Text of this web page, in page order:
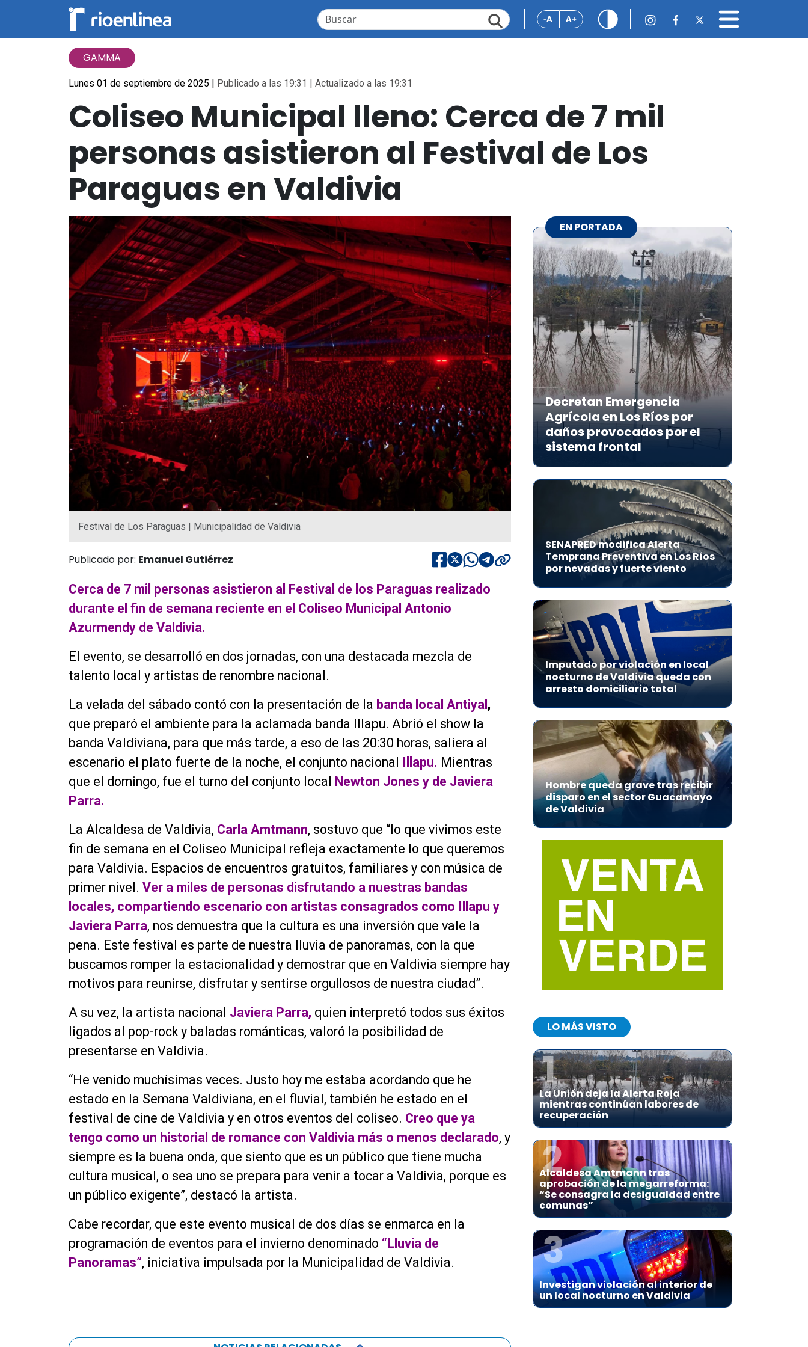
-A A+
GAMMA
Lunes 01 de septiembre de 2025 | Publicado a las 19:31 | Actualizado a las 19:31
Coliseo Municipal lleno: Cerca de 7 mil
personas asistieron al Festival de Los
Paraguas en Valdivia
Festival de Los Paraguas | Municipalidad de Valdivia
Publicado por: Emanuel Gutiérrez
Cerca de 7 mil personas asistieron al Festival de los Paraguas realizado
durante el fin de semana reciente en el Coliseo Municipal Antonio
Azurmendy de Valdivia.
El evento, se desarrolló en dos jornadas, con una destacada mezcla de
talento local y artistas de renombre nacional.
La velada del sábado contó con la presentación de la banda local Antiyal ,
que preparó el ambiente para la aclamada banda Illapu. Abrió el show la
banda Valdiviana, para que más tarde, a eso de las 20:30 horas, saliera al
escenario el plato fuerte de la noche, el conjunto nacional Illapu. Mientras
que el domingo, fue el turno del conjunto local Newton Jones y de Javiera
Parra.
La Alcaldesa de Valdivia, Carla Amtmann, sostuvo que “lo que vivimos este
fin de semana en el Coliseo Municipal refleja exactamente lo que queremos
para Valdivia. Espacios de encuentros gratuitos, familiares y con música de
primer nivel. Ver a miles de personas disfrutando a nuestras bandas
locales, compartiendo escenario con artistas consagrados como Illapu y
Javiera Parra, nos demuestra que la cultura es una inversión que vale la
pena. Este festival es parte de nuestra lluvia de panoramas, con la que
buscamos romper la estacionalidad y demostrar que en Valdivia siempre hay
motivos para reunirse, disfrutar y sentirse orgullosos de nuestra ciudad”.
A su vez, la artista nacional Javiera Parra, quien interpretó todos sus éxitos
ligados al pop-rock y baladas románticas, valoró la posibilidad de
presentarse en Valdivia.
“He venido muchísimas veces. Justo hoy me estaba acordando que he
estado en la Semana Valdiviana, en el fluvial, también he estado en el
festival de cine de Valdivia y en otros eventos del coliseo. Creo que ya
tengo como un historial de romance con Valdivia más o menos declarado, y
siempre es la buena onda, que siento que es un público que tiene mucha
cultura musical, o sea uno se prepara para venir a tocar a Valdivia, porque es
un público exigente”, destacó la artista.
Cabe recordar, que este evento musical de dos días se enmarca en la
programación de eventos para el invierno denominado “Lluvia de
Panoramas”, iniciativa impulsada por la Municipalidad de Valdivia.
EN PORTADA
Decretan Emergencia
Agrícola en Los Ríos por
daños provocados por el
sistema frontal
SENAPRED modifica Alerta
Temprana Preventiva en Los Ríos
por nevadas y fuerte viento
Imputado por violación en local
nocturno de Valdivia queda con
arresto domiciliario total
Hombre queda grave tras recibir
disparo en el sector Guacamayo
de Valdivia
LO MÁS VISTO
1
La Unión deja la Alerta Roja
mientras continúan labores de
recuperación
2
Alcaldesa Amtmann tras
aprobación de la megarreforma:
“Se consagra la desigualdad entre
comunas”
3
Investigan violación al interior de
un local nocturno en Valdivia